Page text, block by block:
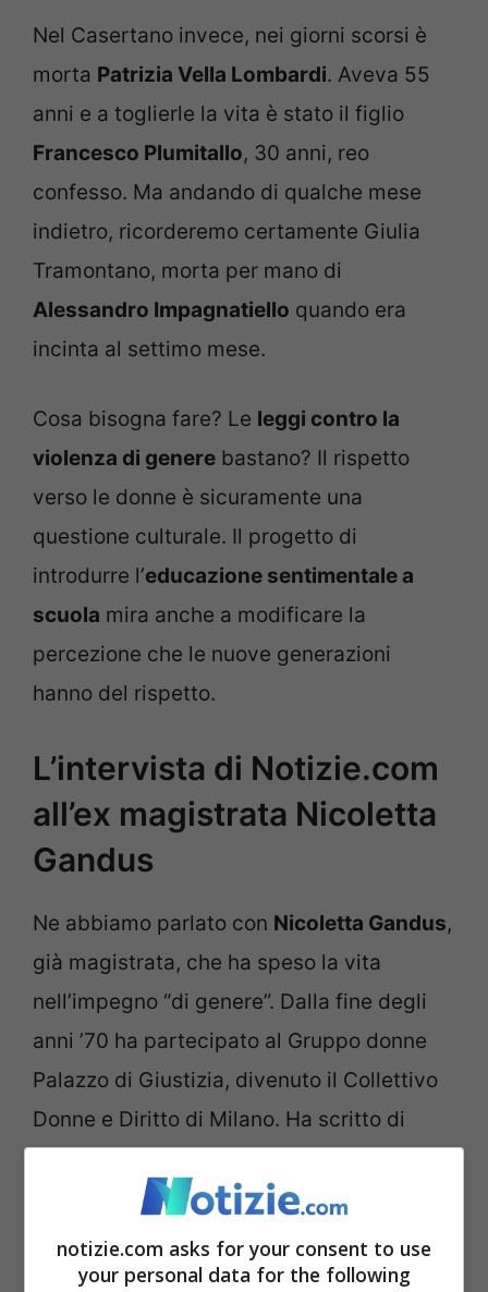
Nel Casertano invece, nei giorni scorsi è
morta Patrizia Vella Lombardi. Aveva 55
anni e a toglierle la vita è stato il figlio
Francesco Plumitallo, 30 anni, reo
confesso. Ma andando di qualche mese
indietro, ricorderemo certamente Giulia
Tramontano, morta per mano di
Alessandro Impagnatiello quando era
incinta al settimo mese.
Cosa bisogna fare? Le leggi contro la
violenza di genere bastano? Il rispetto
verso le donne è sicuramente una
questione culturale. Il progetto di
introdurre l’educazione sentimentale a
scuola mira anche a modificare la
percezione che le nuove generazioni
hanno del rispetto.
L’intervista di Notizie.com
all’ex magistrata Nicoletta
Gandus
Ne abbiamo parlato con Nicoletta Gandus,
già magistrata, che ha speso la vita
nell’impegno “di genere”. Dalla fine degli
anni ’70 ha partecipato al Gruppo donne
Palazzo di Giustizia, divenuto il Collettivo
Donne e Diritto di Milano. Ha scritto di
volontaria di gravidanza, di molestie
sessuali, di procreazione medicalmente
assistita, di diritto alla salute e di consenso
notizie.com asks for your consent to use
your personal data for the following